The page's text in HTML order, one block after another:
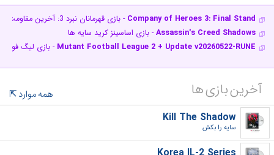
Company of Heroes 3: Final Stand - بازی قهرمانان نبرد 3: آخرین مقاومت
Assassin's Creed Shadows- بازی اساسینز کرید سایه ها
Mutant Football League 2 + Update v20260522-RUNE - بازی لیگ
آخرین بازی ها
همه موارد
Kill The Shadow
سایه را بکش‎